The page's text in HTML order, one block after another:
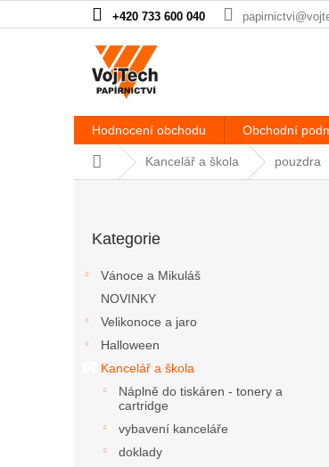
+420 733 600 040
Hodnocení obchodu Obchodní
Domů Kancelář a škola pouzdra
Kategorie
Vánoce a Mikuláš
NOVINKY
Velikonoce a jaro
Halloween
Kancelář a škola
Náplně do tiskáren - tonery a
cartridge
vybavení kanceláře
doklady